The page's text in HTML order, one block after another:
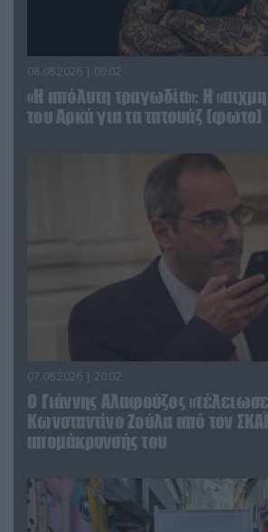
08.08.2026 | 09:02
«Η απόλυτη τραγωδία»: Η
του Αρκά για τα τατουάζ (φωτο)
07.08.2026 | 20:02
Ο Γιάννης Αλαφούζος
Κωνσταντίνο Ζούλα από τον
απομάκρυνσής του